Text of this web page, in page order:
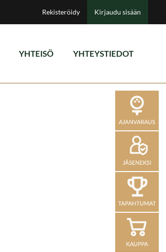
Rekisteröidy Kirjaudu sisään
YHTEISÖ YHTEYSTIEDOT